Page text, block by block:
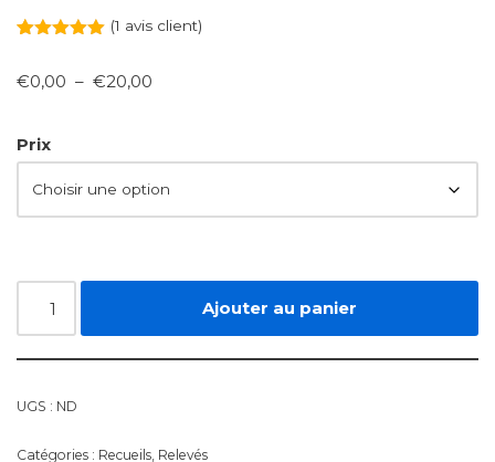
basé sur
(1 avis client)
€0,00 – €20,00
Prix
Ajouter au panier
UGS : ND
Catégories : Recueils, Relevés